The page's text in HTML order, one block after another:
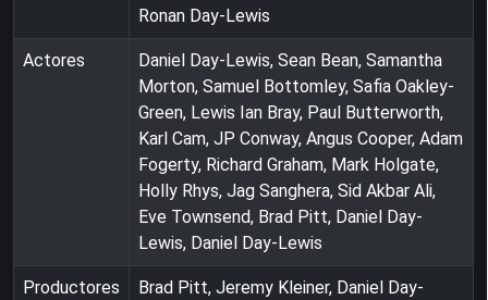
Ronan Day-Lewis
Actores
Daniel Day-Lewis, Sean Bean, Samantha
Morton, Samuel Bottomley, Safia Oakley-
Green, Lewis Ian Bray, Paul Butterworth,
Karl Cam, JP Conway, Angus Cooper, Adam
Fogerty, Richard Graham, Mark Holgate,
Holly Rhys, Jag Sanghera, Sid Akbar Ali,
Eve Townsend, Brad Pitt, Daniel Day-
Lewis, Daniel Day-Lewis
Productores
Brad Pitt, Jeremy Kleiner, Daniel Day-